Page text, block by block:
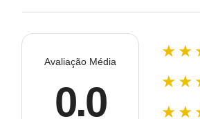
Avaliação Média
0.0